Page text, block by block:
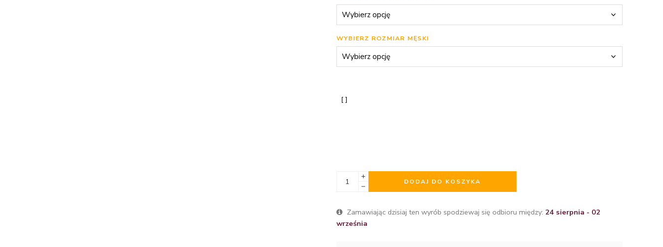
WYBIERZ ROZMIAR MĘSKI
DODAJ DO KOSZYKA
Zamawiając dzisiaj ten wyrób spodziewaj się odbioru między: 24 sierpnia - 02
września